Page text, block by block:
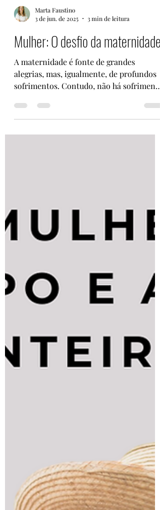
Marta Faustino
3 de jun. de 2025
3 min de leitura
Mulher: O desfio da maternidade
A maternidade é fonte de grandes
alegrias, mas, igualmente, de profundos